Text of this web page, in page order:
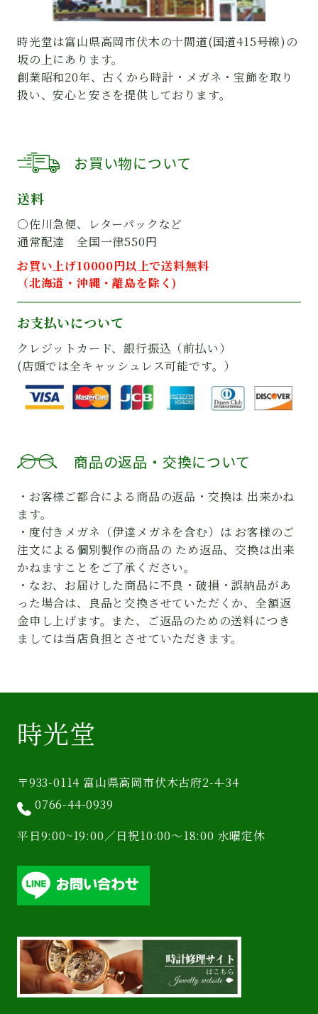
時光堂は富山県高岡市伏木の十間道(国道415号線)の
坂の上にあります。
創業昭和20年、古くから時計・メガネ・宝飾を取り
扱い、安心と安さを提供しております。
お買い物について
送料
○佐川急便、レターパックなど
通常配達 全国一律550円
お買い上げ10000円以上で送料無料
（北海道・沖縄・離島を除く)
お支払いについて
クレジットカード、銀行振込（前払い）
(店頭では全キャッシュレス可能です。）
商品の返品・交換について
・お客様ご都合による商品の返品・交換は 出来かね
ます。
・度付きメガネ（伊達メガネを含む）は お客様のご
注文による個別製作の商品の ため返品、交換は出来
かねますことをご了承ください。
・なお、お届けした商品に不良・破損・誤納品があ
った場合は、良品と交換させていただくか、全額返
金申し上げます。また、ご返品のための送料につき
ましては当店負担とさせていただきます。
時光堂
〒933-0114 富山県高岡市伏木古府2-4-34
0766-44-0939
平日9:00~19:00／日祝10:00〜18:00 水曜定休